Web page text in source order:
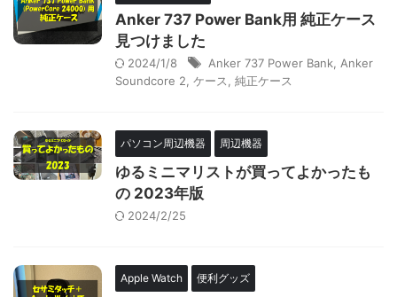
Anker 737 Power Bank用 純正ケース
見つけました
2024/1/8 Anker 737 Power Bank
Anker
Soundcore 2 ケース 純正ケース
パソコン周辺機器 周辺機器
ゆるミニマリストが買ってよかったも
の 2023年版
2024/2/25
Apple Watch 便利グッズ